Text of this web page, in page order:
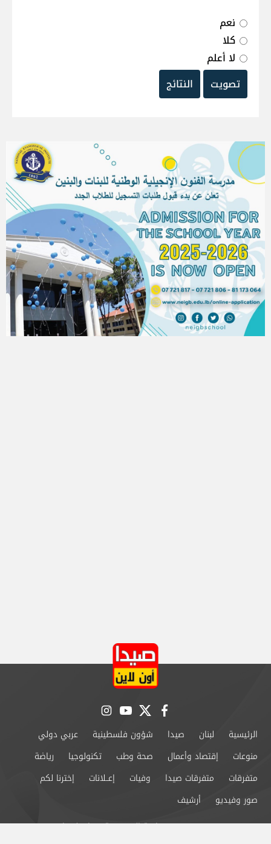
نعم
كلا
لا أعلم
تصويت
النتائج
facebook
twitter
youtube
instagram
الرئيسية لبنان صيدا شؤون فلسطينية
عربي دولي
منوعات
إقتصاد وأعمال صحة وطب تكنولوجيا
رياضة
متفرقات
متفرقات صيدا وفيات إعــلانات
إخترنا لكم
صور وفيديو
أرشيف
من نحن
سياسة الخصوصية اتصل بنا